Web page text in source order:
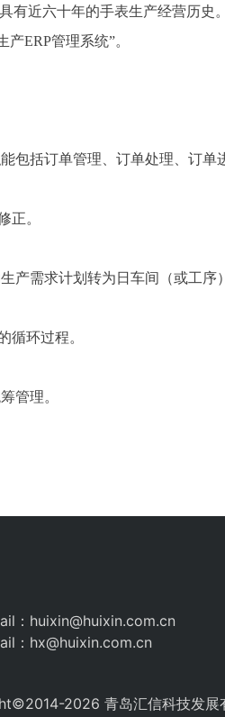
有近六十年的手表生产经营历史。
ERP管理系统”。
括订单管理、订单处理、订单
正。
需求计划转为日车间（或工序
循环过程。
管理。
：huixin@huixin.com.cn
：hx@huixin.com.cn
2026 青岛汇信科技发展